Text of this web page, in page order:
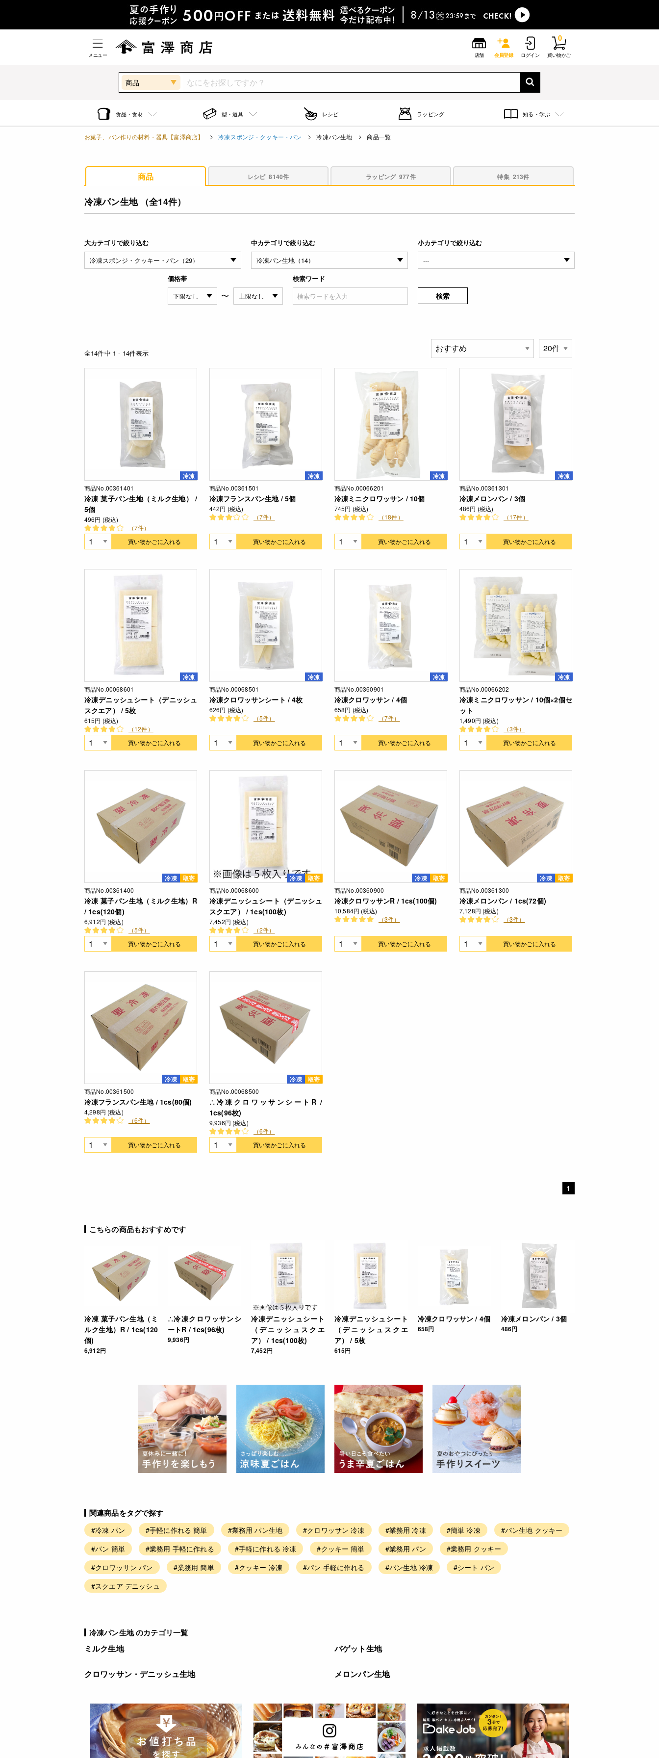
メニュー 店舗 会員登録 ログイン 買い物かご
0
商品
食品・食材 型・道具 レシピ ラッピング 知る・学ぶ
お菓子、パン作りの材料・器具【富澤商店】 冷凍スポンジ・クッキー・パン 冷凍パン生地 商品一覧
商品 レシピ 8140件 ラッピング 977件 特集 213件
冷凍パン生地 （全14件）
大カテゴリで絞り込む 中カテゴリで絞り込む 小カテゴリで絞り込む
価格帯
〜
検索ワード
検索
全14件中 1 - 14件表示
冷凍
商品No.00361401
冷凍 菓子パン生地（ミルク生地） /
5個
496円 (税込)
（7件）
買い物かごに入れる
冷凍
商品No.00361501
冷凍フランスパン生地 / 5個
442円 (税込)
（7件）
買い物かごに入れる
冷凍
商品No.00066201
冷凍ミニクロワッサン / 10個
745円 (税込)
（18件）
買い物かごに入れる
冷凍
商品No.00361301
冷凍メロンパン / 3個
486円 (税込)
（17件）
買い物かごに入れる
冷凍
商品No.00068601
冷凍デニッシュシート（デニッシュ
スクエア） / 5枚
615円 (税込)
（12件）
買い物かごに入れる
冷凍
商品No.00068501
冷凍クロワッサンシート / 4枚
626円 (税込)
（5件）
買い物かごに入れる
冷凍
商品No.00360901
冷凍クロワッサン / 4個
658円 (税込)
（7件）
買い物かごに入れる
冷凍
商品No.00066202
冷凍ミニクロワッサン / 10個×2個セ
ット
1,490円 (税込)
（3件）
買い物かごに入れる
冷凍 取寄
商品No.00361400
冷凍 菓子パン生地（ミルク生地）R
/ 1cs(120個)
6,912円 (税込)
（5件）
買い物かごに入れる
冷凍 取寄
商品No.00068600
冷凍デニッシュシート（デニッシュ
スクエア） / 1cs(100枚)
7,452円 (税込)
（2件）
買い物かごに入れる
冷凍 取寄
商品No.00360900
冷凍クロワッサンR / 1cs(100個)
10,584円 (税込)
（3件）
買い物かごに入れる
冷凍 取寄
商品No.00361300
冷凍メロンパン / 1cs(72個)
7,128円 (税込)
（3件）
買い物かごに入れる
冷凍 取寄
商品No.00361500
冷凍フランスパン生地 / 1cs(80個)
4,298円 (税込)
（6件）
買い物かごに入れる
冷凍 取寄
商品No.00068500
∴冷凍クロワッサンシートR /
1cs(96枚)
9,936円 (税込)
（6件）
買い物かごに入れる
1
こちらの商品もおすすめです
冷凍 菓子パン生地（ミ
ルク生地）R / 1cs(120
個)
6,912円
∴冷凍クロワッサンシ
ートR / 1cs(96枚)
9,936円
冷凍デニッシュシート
（デニッシュスクエ
ア） / 1cs(100枚)
7,452円
冷凍デニッシュシート
（デニッシュスクエ
ア） / 5枚
615円
冷凍クロワッサン / 4個
658円
冷凍メロンパン / 3個
486円
関連商品をタグで探す
#冷凍 パン #手軽に作れる 簡単 #業務用 パン生地 #クロワッサン 冷凍 #業務用 冷凍 #簡単 冷凍
#パン生地 クッキー
#パン 簡単
#業務用 手軽に作れる #手軽に作れる 冷凍 #クッキー 簡単 #業務用 パン
#業務用 クッキー
#クロワッサン パン
#業務用 簡単 #クッキー 冷凍 #パン 手軽に作れる #パン生地 冷凍
#シート パン
#スクエア デニッシュ
冷凍パン生地 のカテゴリ一覧
ミルク生地 バゲット生地
クロワッサン・デニッシュ生地 メロンパン生地